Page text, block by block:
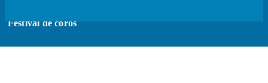
Festival de coros